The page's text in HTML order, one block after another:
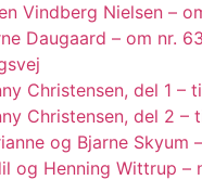
Vindberg Nielsen –
Daugaard – om nr. 63
Christensen, del 1 –
Christensen, del 2 –
og Bjarne Skyum
og Henning Wittrup –